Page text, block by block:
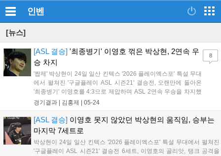
인벤
[뉴스]
[ASL 결승] '최종병기' 이영호 꺾은 박상현, 2연속 우
승 차지
'짭제' 박상현이 24일 일산 킨텍스 '2026 플레이엑스포' 특설 무대
에서 펼쳐진 '구글플레이 ASL 시즌21' 결승전, 오랜만에 돌아온
'최종병기' 이영호를 4:3으로 제압하며 ASL 2연속 우승을 차지했
다. 이번 시리즈는 장기전은 없었지만, 두 선수의 수준 높은 초반
트지만, 빠른 드론...
경기결과 | 김홍제 05-24
8
[ASL 결승] 이영호 못지 않았던 박상현의 움직임, 승부는
마지막 7세트로
박상현이 24일 일산 킨텍스 '2026 플레이엑스포' 특설 무대에서 펼쳐진
'구글플레이 ASL 시즌21' 결승전 6세트, 이영호의 골리앗, 탱크 공격을